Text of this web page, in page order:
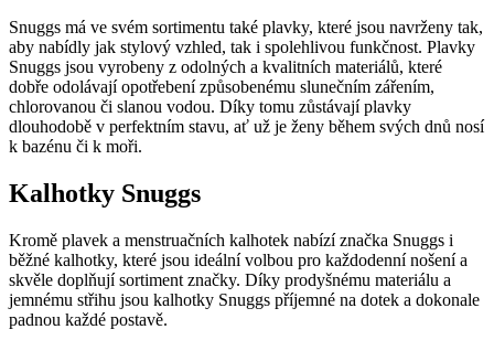
Snuggs má ve svém sortimentu také plavky, které jsou navrženy tak,
aby nabídly jak stylový vzhled, tak i spolehlivou funkčnost. Plavky
Snuggs jsou vyrobeny z odolných a kvalitních materiálů, které
dobře odolávají opotřebení způsobenému slunečním zářením,
chlorovanou či slanou vodou. Díky tomu zůstávají plavky
dlouhodobě v perfektním stavu, ať už je ženy během svých dnů nosí
k bazénu či k moři.
Kalhotky Snuggs
Kromě plavek a menstruačních kalhotek nabízí značka Snuggs i
běžné kalhotky, které jsou ideální volbou pro každodenní nošení a
skvěle doplňují sortiment značky. Díky prodyšnému materiálu a
jemnému střihu jsou kalhotky Snuggs příjemné na dotek a dokonale
padnou každé postavě.